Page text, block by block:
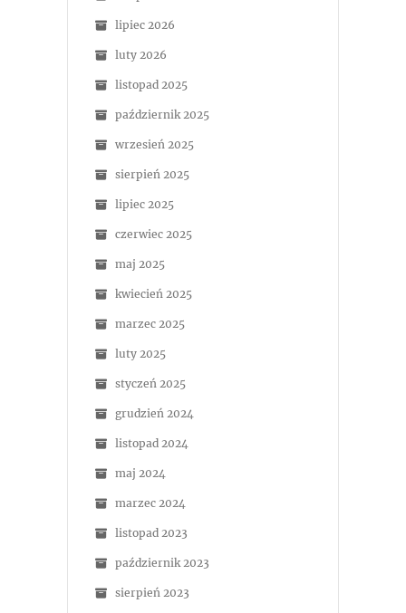
lipiec 2026
luty 2026
listopad 2025
październik 2025
wrzesień 2025
sierpień 2025
lipiec 2025
czerwiec 2025
maj 2025
kwiecień 2025
marzec 2025
luty 2025
styczeń 2025
grudzień 2024
listopad 2024
maj 2024
marzec 2024
listopad 2023
październik 2023
sierpień 2023